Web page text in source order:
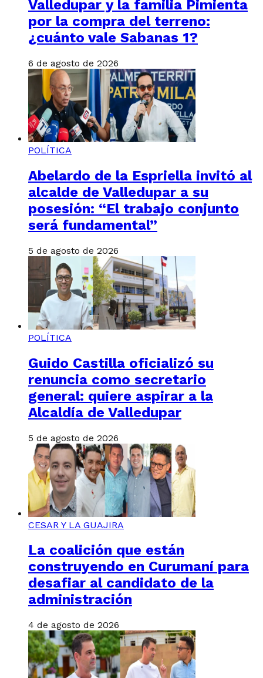
Valledupar y la familia Pimienta
por la compra del terreno:
¿cuánto vale Sabanas 1?
6 de agosto de 2026
POLÍTICA
Abelardo de la Espriella invitó al
alcalde de Valledupar a su
posesión: “El trabajo conjunto
será fundamental”
5 de agosto de 2026
POLÍTICA
Guido Castilla oficializó su
renuncia como secretario
general: quiere aspirar a la
Alcaldía de Valledupar
5 de agosto de 2026
CESAR Y LA GUAJIRA
La coalición que están
construyendo en Curumaní para
desafiar al candidato de la
administración
4 de agosto de 2026